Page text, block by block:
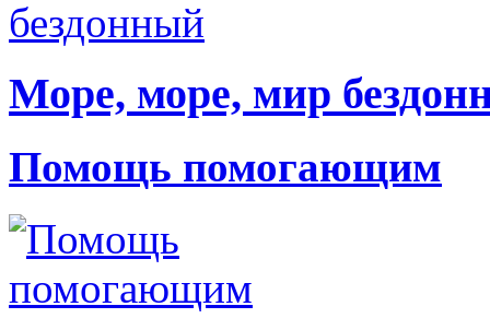
Море, море, мир
Помощь помогающим